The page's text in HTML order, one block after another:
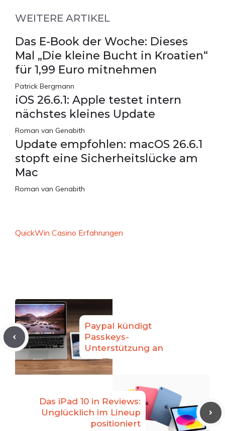
WEITERE ARTIKEL
Das E-Book der Woche: Dieses
Mal „Die kleine Bucht in Kroatien“
für 1,99 Euro mitnehmen
Patrick Bergmann
iOS 26.6.1: Apple testet intern
nächstes kleines Update
Roman van Genabith
Update empfohlen: macOS 26.6.1
stopft eine Sicherheitslücke am
Mac
Roman van Genabith
QuickWin Casino Erfahrungen
Paypal kündigt
Passkeys-
Unterstützung an
Das iPad 10 in Reviews:
Unglücklich im Lineup
positioniert